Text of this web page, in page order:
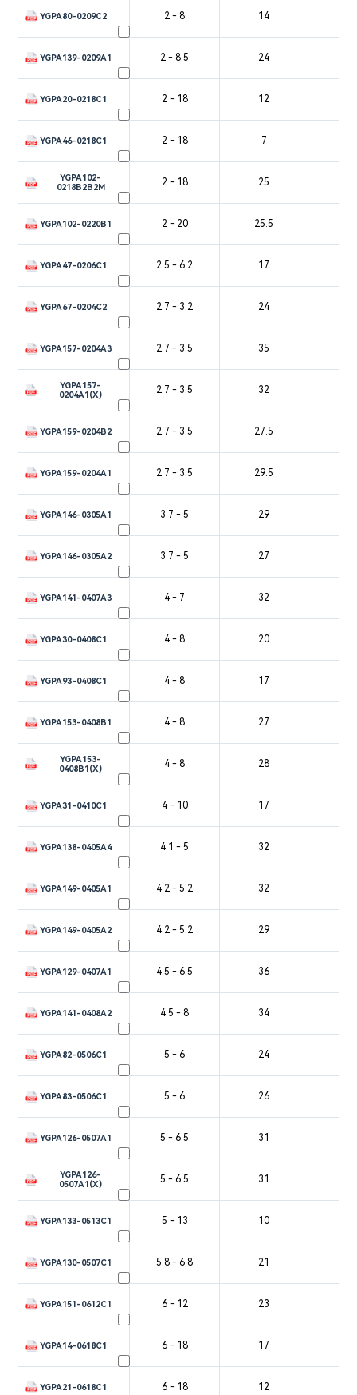
YGPA80-0209C2 2 - 8 14
YGPA139-0209A1 2 - 8.5 24
YGPA20-0218C1 2 - 18 12
YGPA46-0218C1 2 - 18 7
YGPA102-
0218B2B2M
2 - 18 25
YGPA102-0220B1 2 - 20 25.5
YGPA47-0206C1 2.5 - 6.2 17
YGPA67-0204C2 2.7 - 3.2 24
YGPA157-0204A3 2.7 - 3.5 35
YGPA157-
0204A1(X)
2.7 - 3.5 32
YGPA159-0204B2 2.7 - 3.5 27.5
YGPA159-0204A1 2.7 - 3.5 29.5
YGPA146-0305A1 3.7 - 5 29
YGPA146-0305A2 3.7 - 5 27
YGPA141-0407A3 4 - 7 32
YGPA30-0408C1 4 - 8 20
YGPA93-0408C1 4 - 8 17
YGPA153-0408B1 4 - 8 27
YGPA153-
0408B1(X)
4 - 8 28
YGPA31-0410C1 4 - 10 17
YGPA138-0405A4 4.1 - 5 32
YGPA149-0405A1 4.2 - 5.2 32
YGPA149-0405A2 4.2 - 5.2 29
YGPA129-0407A1 4.5 - 6.5 36
YGPA141-0408A2 4.5 - 8 34
YGPA82-0506C1 5 - 6 24
YGPA83-0506C1 5 - 6 26
YGPA126-0507A1 5 - 6.5 31
YGPA126-
0507A1(X)
5 - 6.5 31
YGPA133-0513C1 5 - 13 10
YGPA130-0507C1 5.8 - 6.8 21
YGPA151-0612C1 6 - 12 23
YGPA14-0618C1 6 - 18 17
YGPA21-0618C1 6 - 18 12